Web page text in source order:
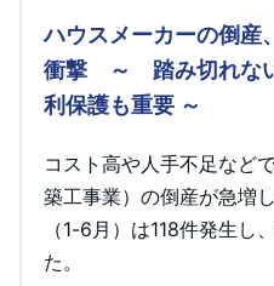
ハウスメーカーの倒産
衝撃 ～ 踏み切れな
利保護も重要 ～
コスト高や人手不足など
築工事業）の倒産が急増
（1-6月）は118件発生し
た。